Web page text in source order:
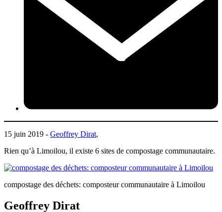
15 juin 2019 - Geoffrey Dirat,
Rien qu’à Limoilou, il existe 6 sites de compostage communautaire.
compostage des déchets: composteur communautaire à Limoilou
Geoffrey Dirat